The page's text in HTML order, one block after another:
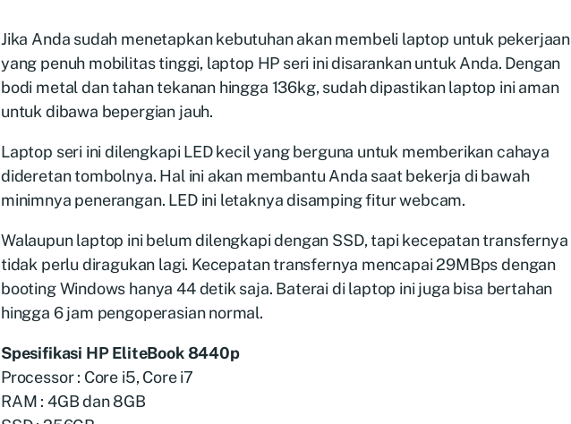
Jika Anda sudah menetapkan kebutuhan akan membeli laptop untuk pekerjaan
yang penuh mobilitas tinggi, laptop HP seri ini disarankan untuk Anda. Dengan
bodi metal dan tahan tekanan hingga 136kg, sudah dipastikan laptop ini aman
untuk dibawa bepergian jauh.
Laptop seri ini dilengkapi LED kecil yang berguna untuk memberikan cahaya
dideretan tombolnya. Hal ini akan membantu Anda saat bekerja di bawah
minimnya penerangan. LED ini letaknya disamping fitur webcam.
Walaupun laptop ini belum dilengkapi dengan SSD, tapi kecepatan transfernya
tidak perlu diragukan lagi. Kecepatan transfernya mencapai 29MBps dengan
booting Windows hanya 44 detik saja. Baterai di laptop ini juga bisa bertahan
hingga 6 jam pengoperasian normal.
Spesifikasi HP EliteBook 8440p
Processor : Core i5, Core i7
RAM : 4GB dan 8GB